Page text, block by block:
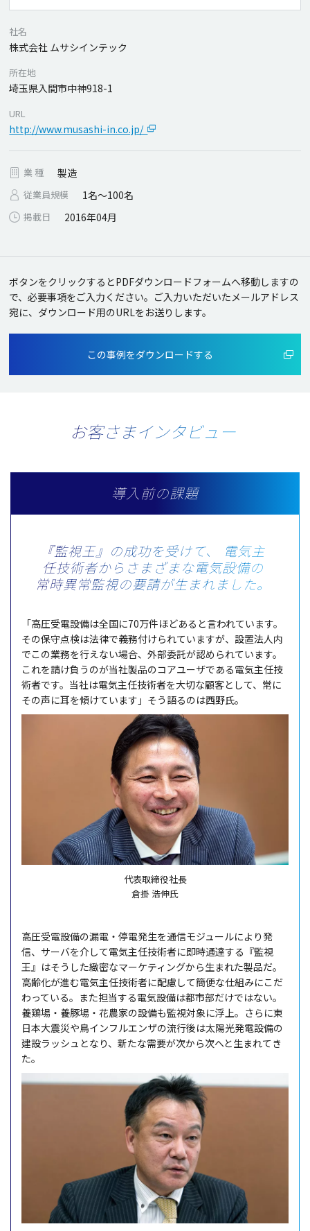
社名
株式会社 ムサシインテック
所在地
埼玉県入間市中神918-1
URL
http://www.musashi-in.co.jp/
業 種 製造
従業員規模 1名～100名
掲載日 2016年04月
ボタンをクリックするとPDFダウンロードフォームへ移動しますの
で、必要事項をご入力ください。 ご入力いただいたメールアドレス
宛に、ダウンロード用のURLをお送りします。
この事例をダウンロードする
お客さまインタビュー
導入前の課題
『監視王』の成功を受けて、
電気主
任技術者からさまざまな電気設備の
常時異常監視の要請が生まれました。
代表取締役社長
倉掛 浩伸氏
「高圧受電設備は全国に70万件ほどあると言われています。
その保守点検は法律で義務付けられていますが、設置法人内
でこの業務を行えない場合、外部委託が認められています。
これを請け負うのが当社製品のコアユーザである電気主任技
術者です。当社は電気主任技術者を大切な顧客として、常に
その声に耳を傾けています」そう語るのは西野氏。
高圧受電設備の漏電・停電発生を通信モジュールにより発
信、サーバを介して電気主任技術者に即時通達する『監視
王』はそうした緻密なマーケティングから生まれた製品だ。
高齢化が進む電気主任技術者に配慮して簡便な仕組みにこだ
わっている。また担当する電気設備は都市部だけではない。
養鶏場・養豚場・花農家の設備も監視対象に浮上。さらに東
日本大震災や鳥インフルエンザの流行後は太陽光発電設備の
建設ラッシュとなり、新たな需要が次から次へと生まれてき
た。